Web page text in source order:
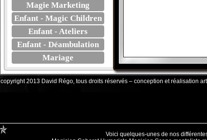
Magie Marketing
Enfant - Magic Children
Enfant - Ateliers
Enfant - Déambulation
Mariage
copyright 2013 David Régo, tous droits réservés – conception et réalisation
Voici quelques-unes de nos